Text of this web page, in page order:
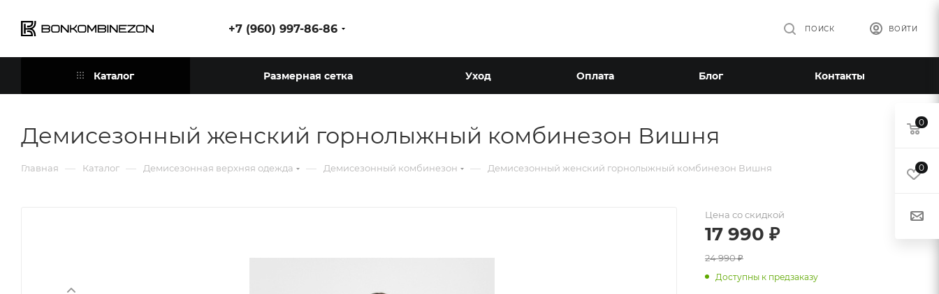
+7 (960) 997-86-86 ВОЙТИ
ПОИСК
Каталог Размерная сетка Уход Оплата Блог Контакты
Демисезонный женский горнолыжный комбинезон Вишня
Главная — Каталог — Демисезонная верхняя одежда — Демисезонный комбинезон — Демисезонный женский горнолыжный комбинезон Вишня
Цена со скидкой
17 990 ₽
24 990₽
Доступны к предзаказу
0
0